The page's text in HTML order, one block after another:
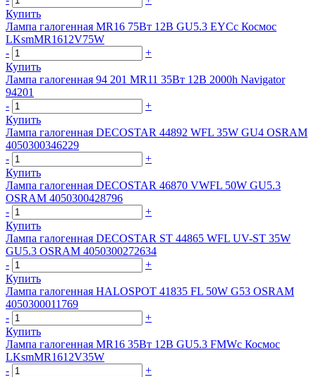
Купить
Лампа галогенная MR16 75Вт 12В GU5.3 EYCc Космос
LKsmMR1612V75W
-
+
Купить
Лампа галогенная 94 201 MR11 35Вт 12В 2000h Navigator
94201
-
+
Купить
Лампа галогенная DECOSTAR 44892 WFL 35W GU4 OSRAM
4050300346229
-
+
Купить
Лампа галогенная DECOSTAR 46870 VWFL 50W GU5.3
OSRAM 4050300428796
-
+
Купить
Лампа галогенная DECOSTAR ST 44865 WFL UV-ST 35W
GU5.3 OSRAM 4050300272634
-
+
Купить
Лампа галогенная HALOSPOT 41835 FL 50W G53 OSRAM
4050300011769
-
+
Купить
Лампа галогенная MR16 35Вт 12В GU5.3 FMWc Космос
LKsmMR1612V35W
-
+